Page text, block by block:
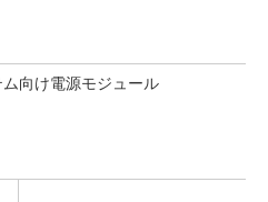
向け電源モジュール